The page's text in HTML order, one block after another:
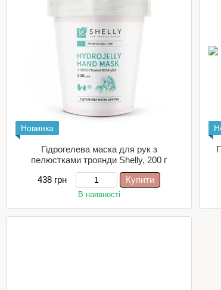
Новинка
Гідрогелева маска для рук з
пелюстками троянди Shelly, 200 г
438 грн
Купити
В наявності